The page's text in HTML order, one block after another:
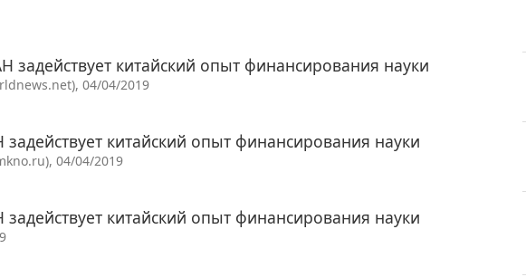
задействует китайский опыт финансирования науки
04/04/2019
китайский опыт финансирования науки
04/04/2019
китайский опыт финансирования науки